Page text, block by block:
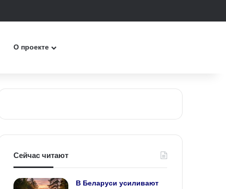
О проекте
Сейчас читают
В Беларуси усиливают